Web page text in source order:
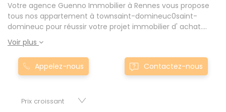
Votre agence Guenno Immobilier à Rennes vous propose
tous nos appartement à townsaint-domineuc0saint-
domineuc pour réussir votre projet immobilier d' achat.
Consultez l'ensemble de nos offres à Rennes mais
également aux alentours : Le Rheu, Pacé, Montgermont...
Nos appartement T6 à townsaint-domineuc0saint-
domineuc sont proposés au meilleur prix du marché pour
cessions de baux, fonds de commerces, appartements,
Voir plus
Appelez-nous Contactez-nous